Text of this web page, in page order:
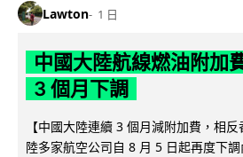
Lawton 1 日
中國大陸航線燃油附加
3 個月下調
【中國大陸連續 3 個月減附加費，相
陸多家航空公司自 8 月 5 日起再度下